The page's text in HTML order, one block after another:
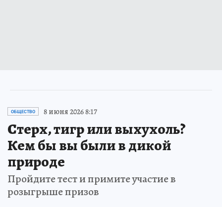
ОБЩЕСТВО 8 июня 2026 8:17
Стерх, тигр или выхухоль?
Кем бы вы были в дикой
природе
Пройдите тест и примите участие в
розыгрыше призов